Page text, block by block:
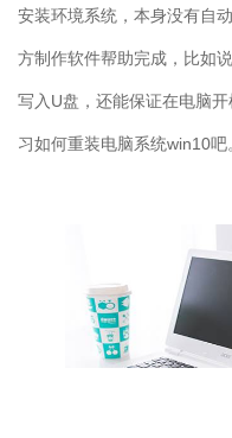
安装环境系统，本身没有自
方制作软件帮助完成，比如
写入 U盘，还能保证在电脑
习如何重装电脑系统win10吧